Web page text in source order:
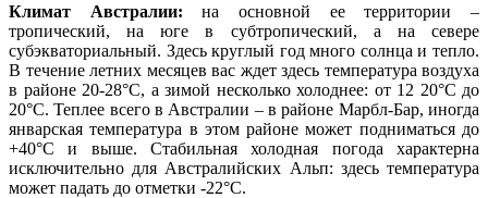
Климат Австралии: на основной ее территории –
тропический, на юге в субтропический, а на севере
субэкваториальный. Здесь круглый год много солнца и тепло.
В течение летних месяцев вас ждет здесь температура воздуха
в районе 20-28°С, а зимой несколько холоднее: от 12 20°С до
20°С. Теплее всего в Австралии – в районе Марбл-Бар, иногда
январская температура в этом районе может подниматься до
+40°С и выше. Стабильная холодная погода характерна
исключительно для Австралийских Альп: здесь температура
может падать до отметки -22°С.